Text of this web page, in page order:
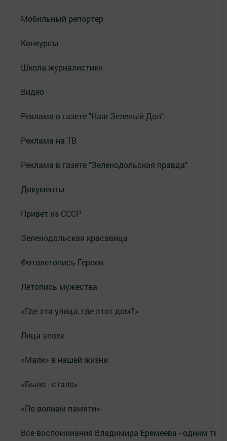
Мобильный репортер
Конкурсы
Школа журналистики
Видео
Реклама в газете "Наш Зеленый Дол"
Реклама на ТВ
Реклама в газете "Зеленодольская правда"
Документы
Привет из СССР
Зеленодольская красавица
Фотолетопись Героев
Летопись мужества
«Где эта улица, где этот дом?»
Лица эпохи
«Маяк» в нашей жизни
«Было - стало»
«По волнам памяти»
Все воспоминания Владимира Еремеева - одним